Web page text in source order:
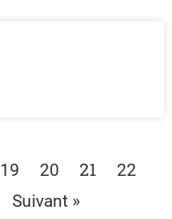
19 20 21
22
Suivant »